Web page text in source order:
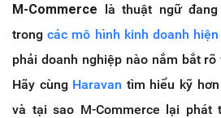
M-Commerce là thuật ngữ
trongcác mô hình kinh doanh hiện
phải doanh nghiệp nào nắm bắt
Hãy cùng Haravan tìm hiểu kỹ
và tại sao M-Commerce lại phát